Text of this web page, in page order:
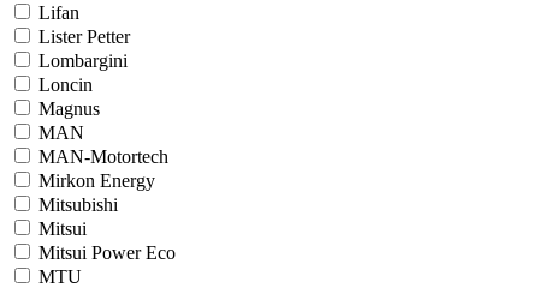
Lifan
Lister Petter
Lombargini
Loncin
Magnus
MAN
MAN-Motortech
Mirkon Energy
Mitsubishi
Mitsui
Mitsui Power Eco
MTU